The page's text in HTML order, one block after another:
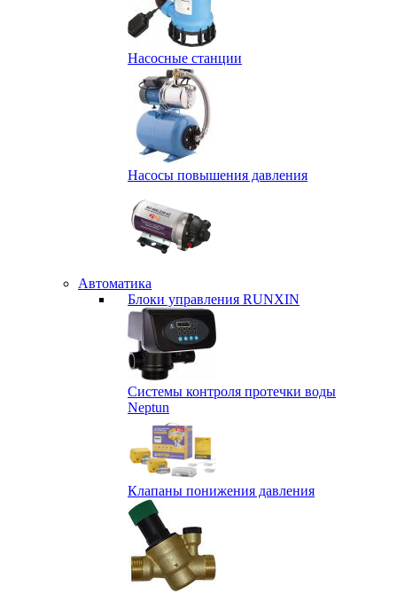
Насосные станции
Насосы повышения давления
Автоматика
Блоки управления RUNXIN
Системы контроля протечки воды
Neptun
Клапаны понижения давления